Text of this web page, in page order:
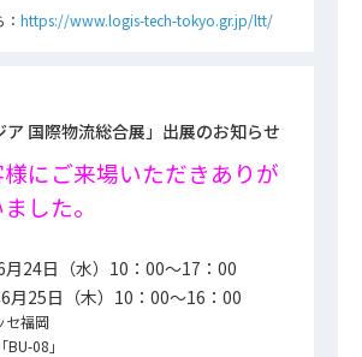
https://www.logis-tech-tokyo.gr.jp/ltt/
ア 国際物流総合展」出展のお知らせ
にご来場いただきありが
した。
24日（水） 10：00～17：00
月25日（木） 10：00～16：00
セ福岡
08」